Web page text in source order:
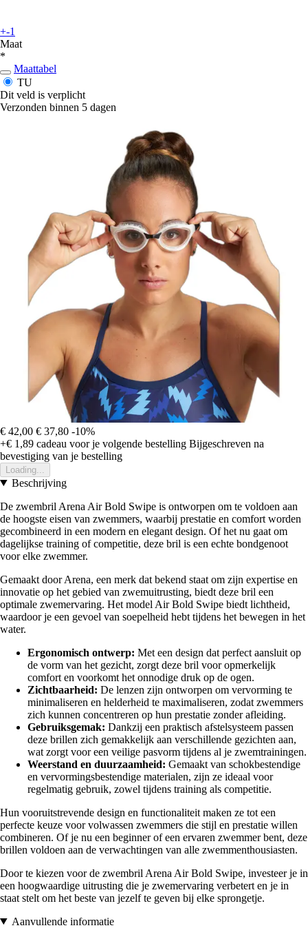
+-1
Maat
*
Maattabel
TU
Dit veld is verplicht
Verzonden binnen 5 dagen
€ 42,00 € 37,80 -10%
+€ 1,89 cadeau voor je volgende bestelling Bijgeschreven na
bevestiging van je bestelling
Loading...
Beschrijving
De zwembril Arena Air Bold Swipe is ontworpen om te voldoen aan
de hoogste eisen van zwemmers, waarbij prestatie en comfort worden
gecombineerd in een modern en elegant design. Of het nu gaat om
dagelijkse training of competitie, deze bril is een echte bondgenoot
voor elke zwemmer.
Gemaakt door Arena, een merk dat bekend staat om zijn expertise en
innovatie op het gebied van zwemuitrusting, biedt deze bril een
optimale zwemervaring. Het model Air Bold Swipe biedt lichtheid,
waardoor je een gevoel van soepelheid hebt tijdens het bewegen in het
water.
Ergonomisch ontwerp: Met een design dat perfect aansluit op
de vorm van het gezicht, zorgt deze bril voor opmerkelijk
comfort en voorkomt het onnodige druk op de ogen.
Zichtbaarheid: De lenzen zijn ontworpen om vervorming te
minimaliseren en helderheid te maximaliseren, zodat zwemmers
zich kunnen concentreren op hun prestatie zonder afleiding.
Gebruiksgemak: Dankzij een praktisch afstelsysteem passen
deze brillen zich gemakkelijk aan verschillende gezichten aan,
wat zorgt voor een veilige pasvorm tijdens al je zwemtrainingen.
Weerstand en duurzaamheid: Gemaakt van schokbestendige
en vervormingsbestendige materialen, zijn ze ideaal voor
regelmatig gebruik, zowel tijdens training als competitie.
Hun vooruitstrevende design en functionaliteit maken ze tot een
perfecte keuze voor volwassen zwemmers die stijl en prestatie willen
combineren. Of je nu een beginner of een ervaren zwemmer bent, deze
brillen voldoen aan de verwachtingen van alle zwemmenthousiasten.
Door te kiezen voor de zwembril Arena Air Bold Swipe, investeer je in
een hoogwaardige uitrusting die je zwemervaring verbetert en je in
staat stelt om het beste van jezelf te geven bij elke sprongetje.
Aanvullende informatie